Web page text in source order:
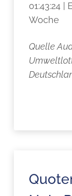
01:43:24
Woche
Quelle